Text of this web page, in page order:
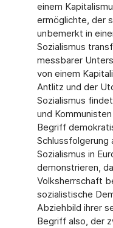
einem
ermöglichte, der
unbemerkt in
Sozialismus
messbarer
von einem
Antlitz und der
Sozialismus
und
Begriff
Schlussfolgerung
Sozialismus in
demonstrieren,
Volksherrschaft
sozialistische
Abziehbild ihrer
Begriff also, der